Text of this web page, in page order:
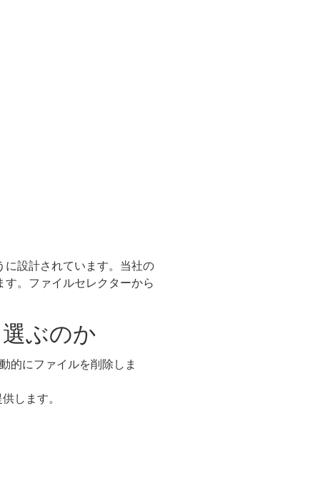
に設計されています。当社の
。ファイルセレクターから
ぶのか
的にファイルを削除しま
します。